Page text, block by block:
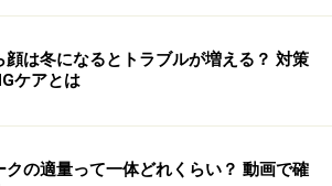
顔は冬になるとトラブルが増える？ 対策
ケアとは
クの適量って一体どれくらい？ 動画で確